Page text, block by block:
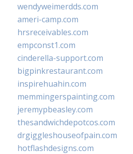
wendyweimerdds.com
ameri-camp.com
hrsreceivables.com
empconst1.com
cinderella-support.com
bigpinkrestaurant.com
inspirehuahin.com
memmingerspainting.com
jeremypbeasley.com
thesandwichdepotcos.com
drgiggleshouseofpain.com
hotflashdesigns.com